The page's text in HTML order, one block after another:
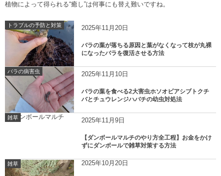
植物によって得られる“癒し”は何事にも替え難いですね。
トラブルの予防と対策 2025年11月20日
バラの葉が落ちる原因と葉がなくなって枝が丸裸
になったバラを復活させる方法
バラの病害虫 2025年11月10日
バラの葉を食べる2大害虫ホソオビアシブトクチ
バとチュウレンジハバチの幼虫対処法
雑草 2025年11月9日
【ダンボールマルチのやり方全工程】お金をかけ
ずにダンボールで雑草対策する方法
雑草 2025年10月20日